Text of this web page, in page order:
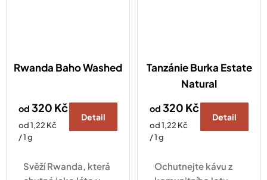
Rwanda Baho Washed
od 320 Kč
Měrná
cena:
od 1,22 Kč
/ 1 g
Detail
Svěží Rwanda, která
Tanzánie Burka Estate
Natural
od 320 Kč
Měrná
cena:
od 1,22 Kč
/ 1 g
Detail
Ochutnejte kávu z